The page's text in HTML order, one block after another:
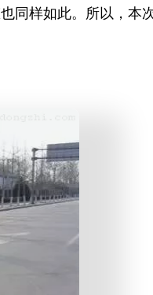
样如此。所以，本